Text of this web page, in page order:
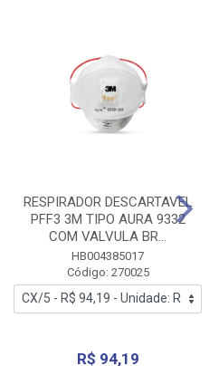
RESPIRADOR DESCARTAVEL
PFF3 3M TIPO AURA 9332
COM VALVULA BR...
HB004385017
Código: 270025
R$ 94,19